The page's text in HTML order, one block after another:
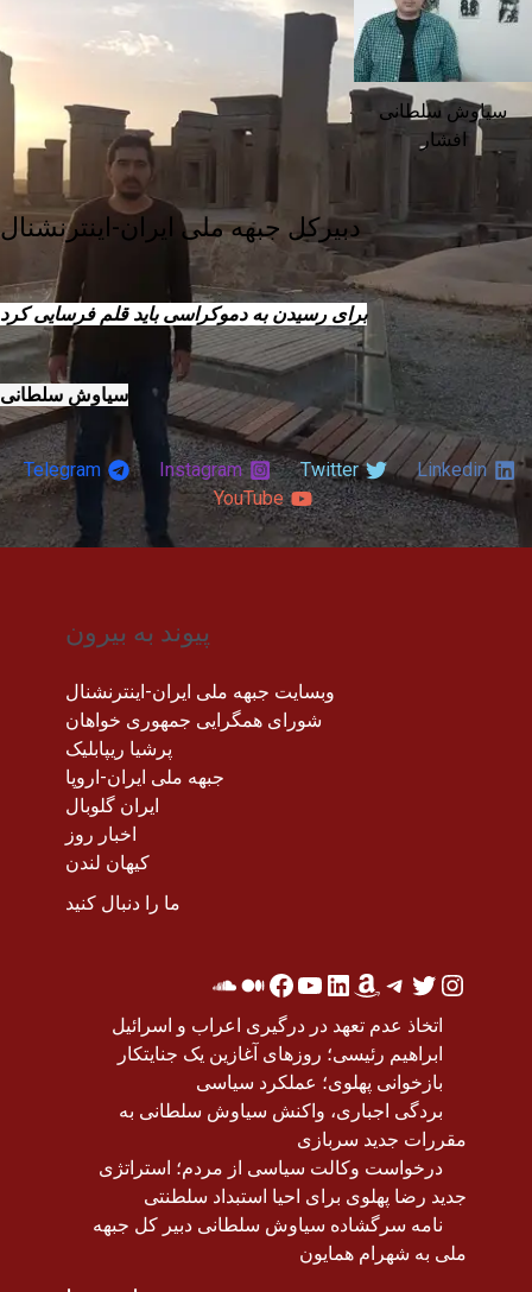
سیاوش سلطانی
افشار
دبیرکل جبهه ملی ایران-اینترنشنال
برای رسیدن به دموکراسی باید قلم فرسایی کرد
سیاوش سلطانی
Linkedin
Twitter
Instagram
Telegram
YouTube
پیوند به بیرون
وبسایت جبهه ملی ایران-اینترنشنال
شورای همگرایی جمهوری خواهان
پرشیا ریپابلیک
جبهه ملی ایران-اروپا
ایران گلوبال
اخبار روز
کیهان لندن
ما را دنبال کنید
اتخاذ عدم تعهد در درگیری اعراب و اسرائیل
ابراهیم رئیسی؛ روزهای آغازین یک جنایتکار
بازخوانی پهلوی؛ عملکرد سیاسی
بردگی اجباری، واکنش سیاوش سلطانی به
مقررات جدید سربازی
درخواست وکالت سیاسی از مردم؛ استراتژی
جدید رضا پهلوی برای احیا استبداد سلطنتی
نامه سرگشاده سیاوش سلطانی دبیر کل جبهه
ملی به شهرام همایون